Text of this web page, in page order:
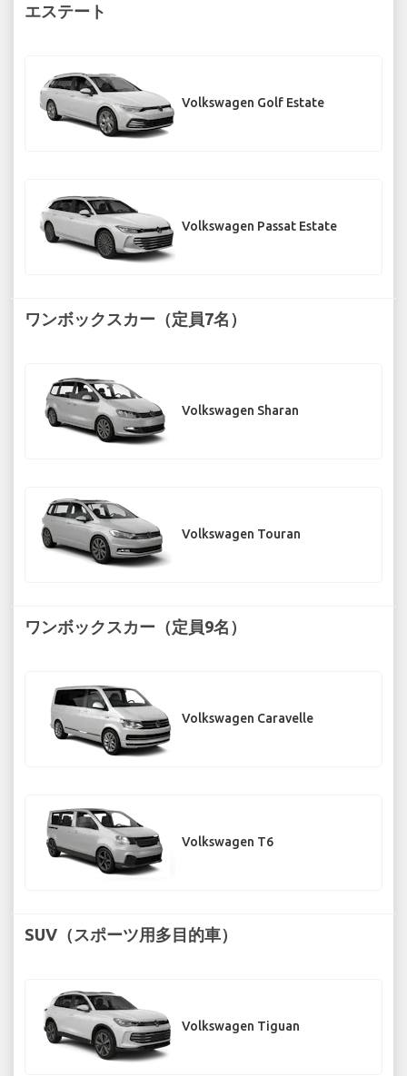
エステート
Volkswagen Golf Estate
Volkswagen Passat Estate
ワンボックスカー（定員7名）
Volkswagen Sharan
Volkswagen Touran
ワンボックスカー（定員9名）
Volkswagen Caravelle
Volkswagen T6
SUV（スポーツ用多目的車）
Volkswagen Tiguan